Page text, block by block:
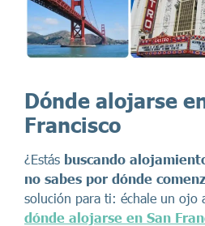
Dónde alojarse
Francisco
¿Estás buscando
no sabes por dónde
solución para ti: échale un ojo
dónde alojarse en San